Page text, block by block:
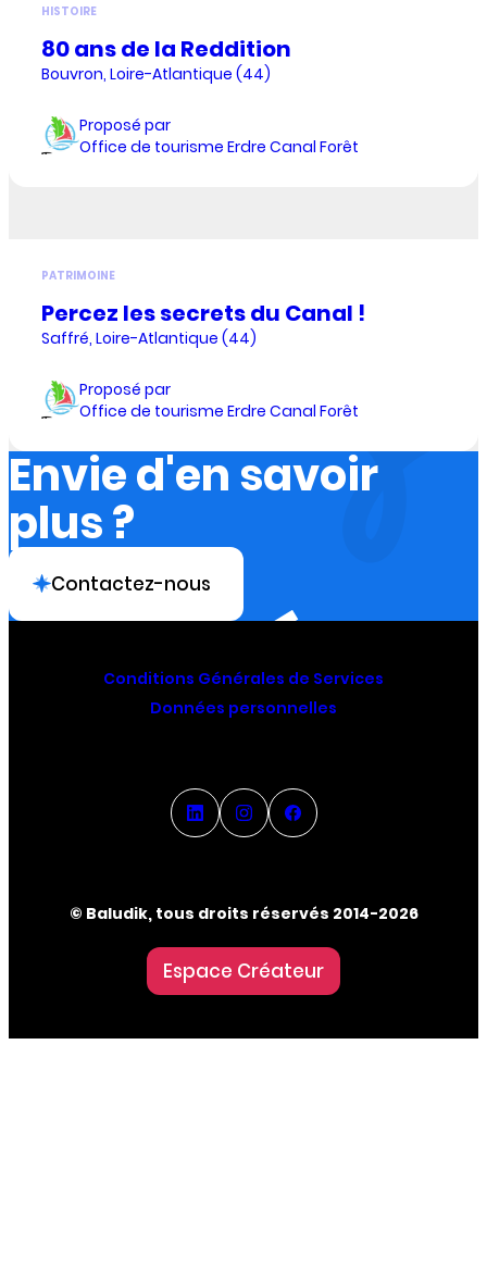
HISTOIRE
80 ans de la Reddition
Bouvron, Loire-Atlantique (44)
Proposé par
Office de tourisme Erdre Canal Forêt
PATRIMOINE
Percez les secrets du Canal !
Saffré, Loire-Atlantique (44)
Proposé par
Office de tourisme Erdre Canal Forêt
Envie d'en savoir
plus ?
Contactez-nous
Conditions Générales de Services
Données personnelles
© Baludik, tous droits réservés 2014-2026
Espace Créateur